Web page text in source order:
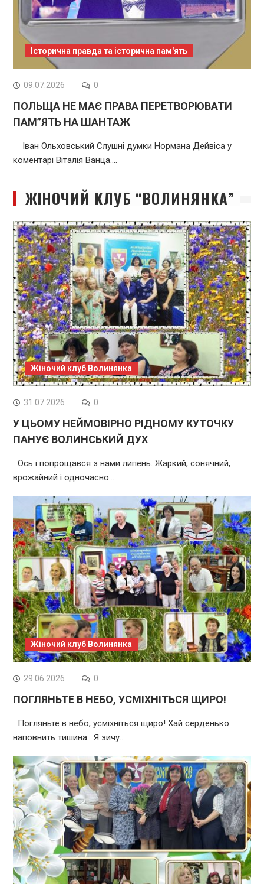
Історична правда та історична пам'ять
09.07.2026 0
ПОЛЬЩА НЕ МАЄ ПРАВА ПЕРЕТВОРЮВАТИ
ПАМ”ЯТЬ НА ШАНТАЖ
Іван Ольховський Слушні думки Нормана Дейвіса у
коментарі Віталія Ванца.…
ЖІНОЧИЙ КЛУБ “ВОЛИНЯНКА”
Жіночий клуб Волинянка
31.07.2026 0
У ЦЬОМУ НЕЙМОВІРНО РІДНОМУ КУТОЧКУ
ПАНУЄ ВОЛИНСЬКИЙ ДУХ
Ось і попрощався з нами липень. Жаркий, сонячний,
врожайний і одночасно…
Жіночий клуб Волинянка
29.06.2026 0
ПОГЛЯНЬТЕ В НЕБО, УСМІХНІТЬСЯ ЩИРО!
Погляньте в небо, усміхніться щиро! Хай серденько
наповнить тишина. Я зичу…